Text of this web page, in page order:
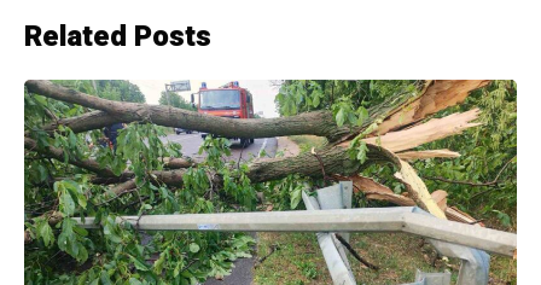
Related Posts